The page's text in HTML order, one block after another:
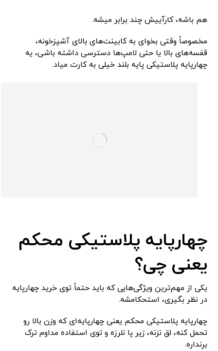
هم باشه، کارآییش چند برابر میشه.
مخصوصاً وقتی بخوای به کابینت‌های بالای آشپزخونه،
قفسه‌های بالا یا حتی لامپ‌ها دسترسی داشته باشی، یه
چهارپایه پلاستیکی پایه بلند خیلی به کارت میاد.
چهارپایه پلاستیکی محکم
یعنی چی؟
یکی از مهم‌ترین ویژگی‌هایی که باید حتماً توی خرید چهارپایه
در نظر بگیری، استحکامشه.
چهارپایه پلاستیکی محکم یعنی چهارپایه‌ای که وزن بالا رو
تحمل کنه، لق نزنه، زیر پا نلرزه و توی استفاده مداوم ترک
برنداره.